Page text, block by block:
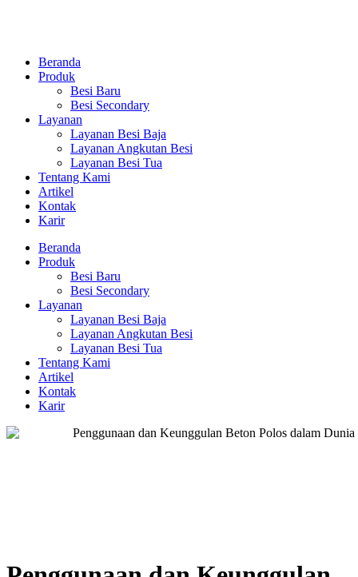
Beranda
Produk
Besi Baru
Besi Secondary
Layanan
Layanan Besi Baja
Layanan Angkutan Besi
Layanan Besi Tua
Tentang Kami
Artikel
Kontak
Karir
Beranda
Produk
Besi Baru
Besi Secondary
Layanan
Layanan Besi Baja
Layanan Angkutan Besi
Layanan Besi Tua
Tentang Kami
Artikel
Kontak
Karir